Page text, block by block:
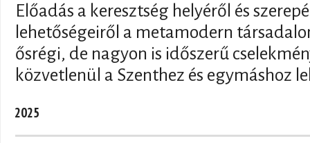
Előadás a keresztség helyéről és
lehetőségeiről a metamodern
ősrégi, de nagyon is időszerű
közvetlenül a Szenthez és egymáshoz
2025